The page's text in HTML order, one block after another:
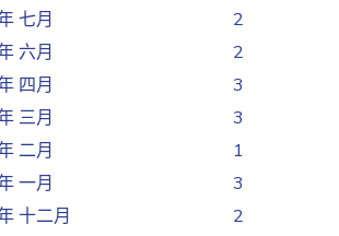
七月
2
六月
2
四月
3
三月
3
二月
1
一月
3
十二月
2